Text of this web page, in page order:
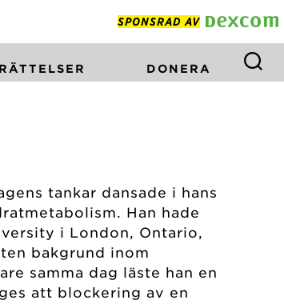
SPONSRAD AV
DONERA
tankar dansade i hans
Han hade
i London, Ontario,
bakgrund inom
samma dag läste han en
att blockering av en